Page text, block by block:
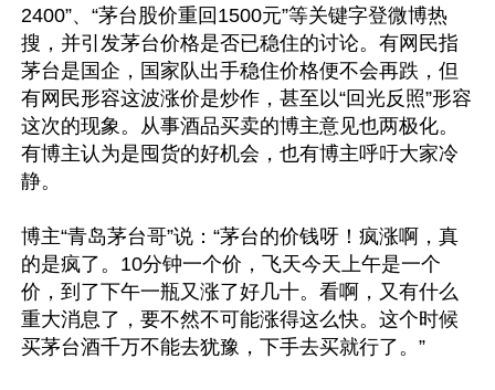
2400”、“茅台股价重回1500元”等关键字登微博热
搜，并引发茅台价格是否已稳住的讨论。有网民指
茅台是国企，国家队出手稳住价格便不会再跌，但
有网民形容这波涨价是炒作，甚至以“回光反照”形容
这次的现象。从事酒品买卖的博主意见也两极化。
有博主认为是囤货的好机会，也有博主呼吁大家冷
静。
博主“青岛茅台哥”说：“茅台的价钱呀！疯涨啊，真
的是疯了。10分钟一个价，飞天今天上午是一个
价，到了下午一瓶又涨了好几十。看啊，又有什么
重大消息了，要不然不可能涨得这么快。这个时候
买茅台酒千万不能去犹豫，下手去买就行了。”